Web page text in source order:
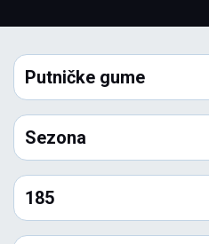
Putničke gume
Sezona
185